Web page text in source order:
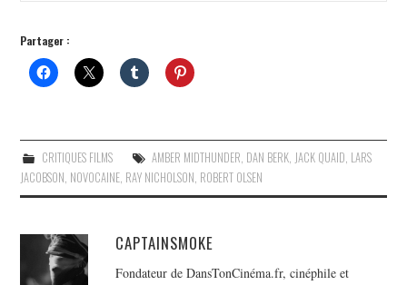
Partager :
CRITIQUES FILMS AMBER MIDTHUNDER DAN BERK, JACK QUAID LARS
JACOBSON NOVOCAINE RAY NICHOLSON ROBERT OLSEN
CAPTAINSMOKE
Fondateur de DansTonCinéma.fr, cinéphile et